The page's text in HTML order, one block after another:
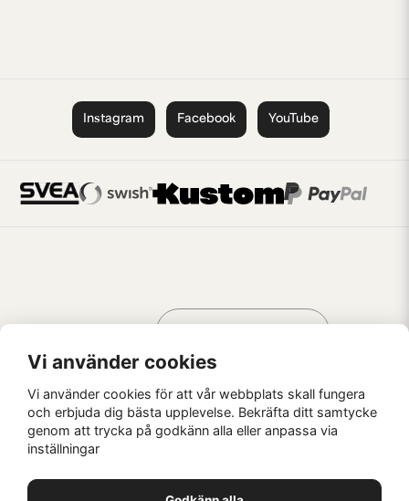
Instagram Facebook YouTube
Kaffebrus AB, Förskeppsgatan 2, 271 55 Ystad
AV KREATÖRER
Vi använder cookies
Vi använder cookies för att vår webbplats skall fungera
och erbjuda dig bästa upplevelse. Bekräfta ditt samtycke
genom att trycka på godkänn alla eller anpassa via
inställningar